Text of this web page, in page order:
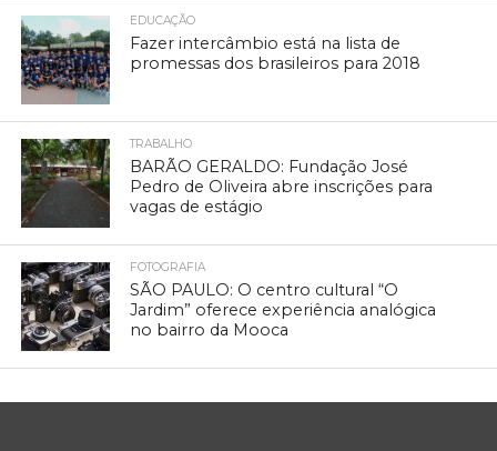
EDUCAÇÃO
Fazer intercâmbio está na lista de
promessas dos brasileiros para 2018
TRABALHO
BARÃO GERALDO: Fundação José
Pedro de Oliveira abre inscrições para
vagas de estágio
FOTOGRAFIA
SÃO PAULO: O centro cultural “O
Jardim” oferece experiência analógica
no bairro da Mooca